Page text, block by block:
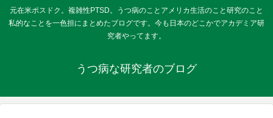
元在米ポスドク。複雑性PTSD。うつ病のことアメリカ生活のこと研究のこと
私的なことを一色担にまとめたブログです。今も日本のどこかでアカデミア研
究者やってます。
うつ病な研究者のブログ